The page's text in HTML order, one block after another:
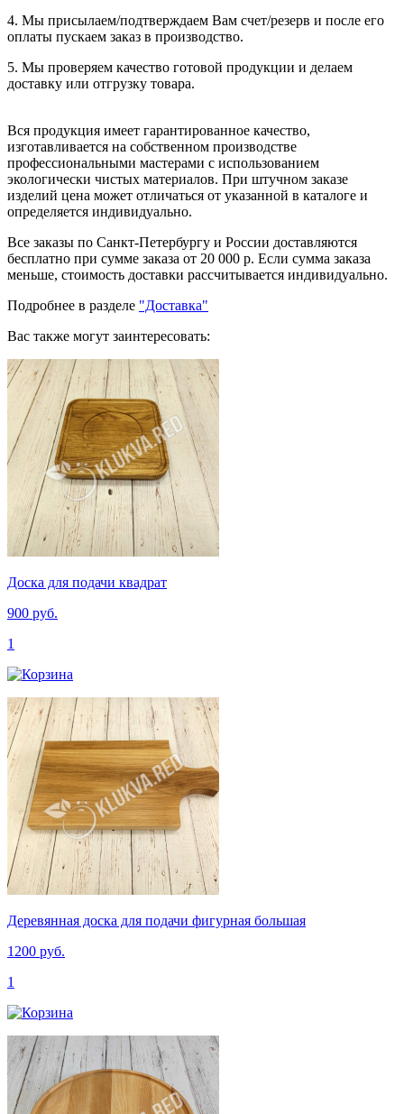
4. Мы присылаем/подтверждаем Вам счет/резерв и после его
оплаты пускаем заказ в производство.
5. Мы проверяем качество готовой продукции и делаем
доставку или отгрузку товара.
Вся продукция имеет гарантированное качество,
изготавливается на собственном производстве
профессиональными мастерами с использованием
экологически чистых материалов. При штучном заказе
изделий цена может отличаться от указанной в каталоге и
определяется индивидуально.
Все заказы по Санкт-Петербургу и России доставляются
бесплатно при сумме заказа от 20 000 р. Если сумма заказа
меньше, стоимость доставки рассчитывается индивидуально.
Подробнее в разделе "Доставка"
Вас также могут заинтересовать:
Доска для подачи квадрат
900 руб.
1
Деревянная доска для подачи фигурная большая
1200 руб.
1